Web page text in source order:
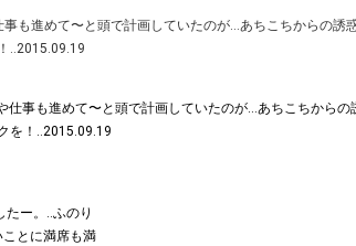
も進めて〜と頭で計画していたのが…あちこちからの誘
‥2015.09.19
たー。‥ふのり
とに満席も満